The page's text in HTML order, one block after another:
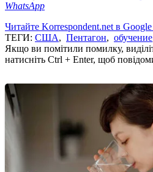
WhatsApp
Читайте Korrespondent.net в
ТЕГИ: США, Пентагон, обучение
Якщо ви помітили помилку,
натисніть Ctrl + Enter, щоб